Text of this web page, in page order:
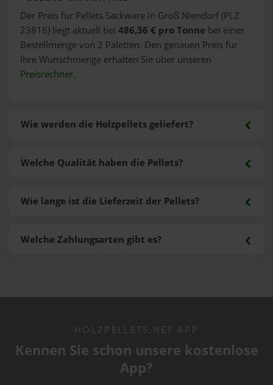
Der Preis für Pellets Sackware in Groß Niendorf (PLZ
23816) liegt aktuell bei 486,36 € pro Tonne bei einer
Bestellmenge von 2 Paletten. Den genauen Preis für
Ihre Wunschmenge erhalten Sie über unseren
Preisrechner.
Wie werden die Holzpellets geliefert?
Welche Zahlungsarten gibt es?
Welche Qualität haben die Pellets?
Wie lange ist die Lieferzeit der Pellets?
HOLZPELLETS.NET APP
Kennen Sie schon unsere kostenlose
App?